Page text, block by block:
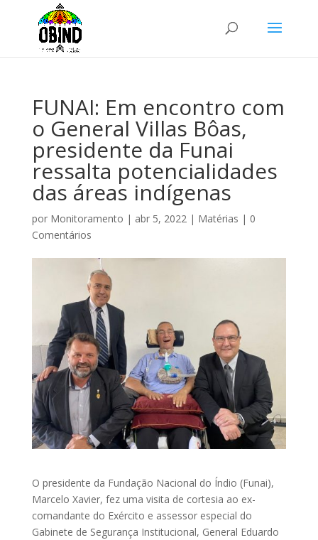
FUNAI: Em encontro com
o General Villas Bôas,
presidente da Funai
ressalta potencialidades
das áreas indígenas
por Monitoramento | abr 5, 2022| Matérias | 0
Comentários
O presidente da Fundação Nacional do Índio (Funai),
Marcelo Xavier, fez uma visita de cortesia ao ex-
comandante do Exército e assessor especial do
Gabinete de Segurança Institucional, General Eduardo